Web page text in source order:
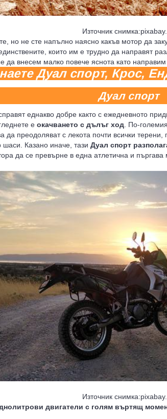
Източник
но не сте напълно наясно какъв мотор да
които им е трудно да направят
внесем малко повече яснота като
Дуал спорт, Крос,
Дуал спорт
еднакво добре както с ежедневното
е окачването с дълъг ход . По-
да преодоляват с лекота почти всички терени,
шаси. Казано иначе, тази Дуал спорт
да се превърне в една атлетична и пъргава
Източник
двигатели с голям въртящ